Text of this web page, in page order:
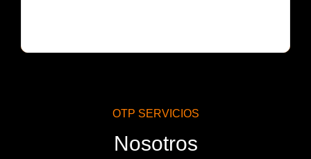
OTP SERVICIOS
Nosotros